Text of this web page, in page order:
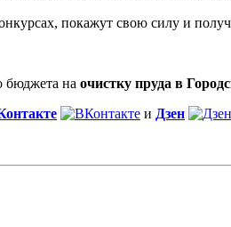
покажут свою силу и
бюджета на очистку пруда в
и Дзен